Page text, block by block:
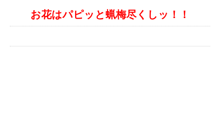
お花はパピッと蝋梅尽くしッ！！